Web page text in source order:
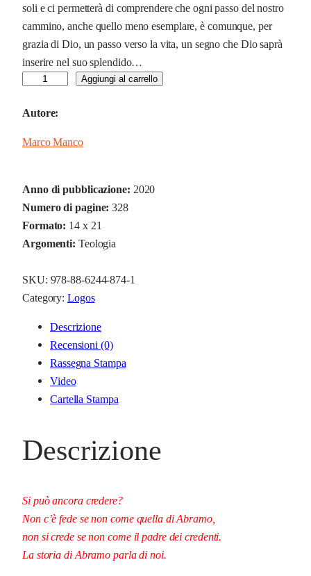
soli e ci permetterà di comprendere che ogni passo del nostro
cammino, anche quello meno esemplare, è comunque, per
grazia di Dio, un passo verso la vita, un segno che Dio saprà
inserire nel suo splendido…
a
t
r
i
a
d
f
e
i
t
Aggiungi al carrello
Autore:
Marco Manco
Anno di pubblicazione: 2020
Numero di pagine: 328
Formato: 14 x 21
Argomenti: Teologia
SKU: 978-88-6244-874-1
Category:Logos
Descrizione
Recensioni (0)
Rassegna Stampa
Video
Cartella Stampa
Descrizione
Si può ancora credere?
Non c’è fede se non come quella di Abramo,
non si crede se non come il padre dei credenti.
La storia di Abramo parla di noi.